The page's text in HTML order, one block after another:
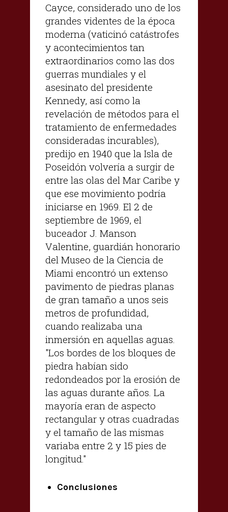
Cayce, considerado uno de los
grandes videntes de la época
moderna (vaticinó catástrofes
y acontecimientos tan
extraordinarios como las dos
guerras mundiales y el
asesinato del presidente
Kennedy, así como la
revelación de métodos para el
tratamiento de enfermedades
consideradas incurables),
predijo en 1940 que la Isla de
Poseidón volvería a surgir de
entre las olas del Mar Caribe y
que ese movimiento podría
iniciarse en 1969. El 2 de
septiembre de 1969, el
buceador J. Manson
Valentine, guardián honorario
del Museo de la Ciencia de
Miami encontró un extenso
pavimento de piedras planas
de gran tamaño a unos seis
metros de profundidad,
cuando realizaba una
inmersión en aquellas aguas.
"Los bordes de los bloques de
piedra habían sido
redondeados por la erosión de
las aguas durante años. La
mayoría eran de aspecto
rectangular y otras cuadradas
y el tamaño de las mismas
variaba entre 2 y 15 pies de
longitud."
Conclusiones